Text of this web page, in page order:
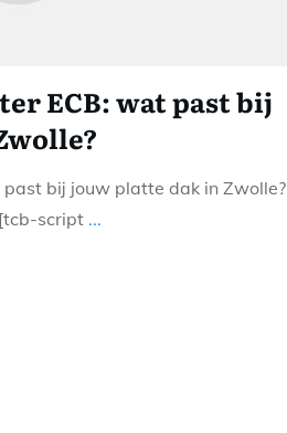
ECB: wat past bij
past bij jouw platte dak in Zwolle?
script ...